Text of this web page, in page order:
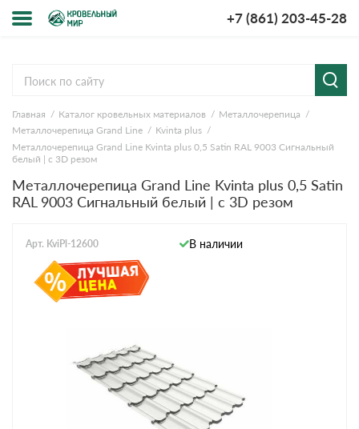
+7 (861) 203-45-28
компании
и оплата
ответы
Главная Каталог кровельных материалов
Металлочерепица
Металлочерепица Grand Line
Kvinta plus
Металлочерепица Grand Line Kvinta plus 0,5 Satin RAL 9003 Сигнальный
белый | c 3D резом
Металлочерепица Grand Line Kvinta plus 0,5 Satin
RAL 9003 Сигнальный белый | c 3D резом
Арт. KviPl-12600 В наличии